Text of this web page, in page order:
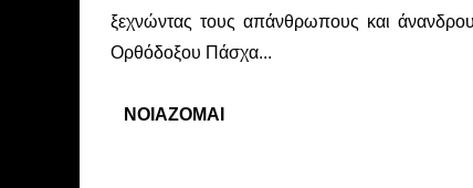
ξεχνώντας τους απάνθρωπους και
Ορθόδοξου Πάσχα...
ΝΟΙΑΖΟΜΑΙ